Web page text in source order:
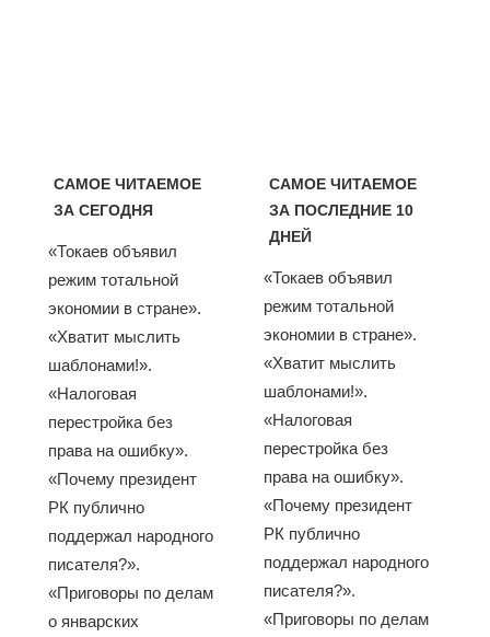
САМОЕ ЧИТАЕМОЕ
ЗА СЕГОДНЯ
«Токаев объявил
режим тотальной
экономии в стране».
«Хватит мыслить
шаблонами!».
«Налоговая
перестройка без
права на ошибку».
«Почему президент
РК публично
поддержал народного
писателя?».
«Приговоры по делам
о январских
САМОЕ ЧИТАЕМОЕ
ЗА ПОСЛЕДНИЕ 10
ДНЕЙ
«Токаев объявил
режим тотальной
экономии в стране».
«Хватит мыслить
шаблонами!».
«Налоговая
перестройка без
права на ошибку».
«Почему президент
РК публично
поддержал народного
писателя?».
«Приговоры по делам